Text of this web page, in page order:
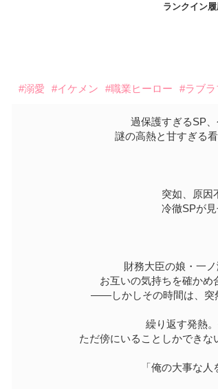
ランクイン
#溺愛 #イケメン #職業ヒーロー #ラブラ
過保護すぎるSP、
謎の高熱と甘すぎる
突如、原
冷徹SPが見
財務大臣の娘・一
お互いの気持ちを確かめ
――しかしその時間は、突
繰り返す発熱
ただ傍にいることしかできな
「俺の大事な